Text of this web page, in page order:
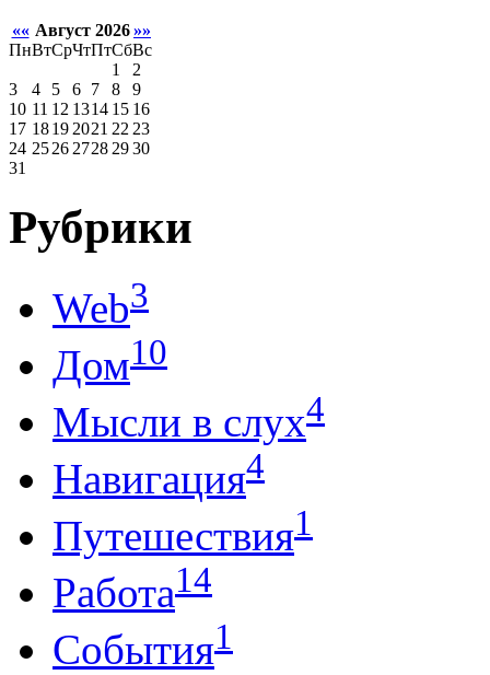
«« Август 2026 »»
ПнВтСрЧтПтСбВс
1
2
3
4 5 6 7 8
9
10 11 12 1314 15 16
17 18192021 2223
24 252627282930
31
Рубрики
Web3
Дом10
Мысли в слух4
Навигация4
Путешествия1
Работа14
События1